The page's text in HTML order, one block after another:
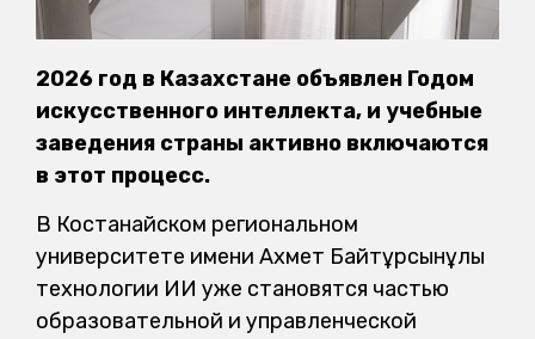
2026 год в Казахстане объявлен Годом
искусственного интеллекта, и учебные
заведения страны активно включаются
в этот процесс.
В Костанайском региональном
университете имени Ахмет Байтұрсынұлы
технологии ИИ уже становятся частью
образовательной и управленческой